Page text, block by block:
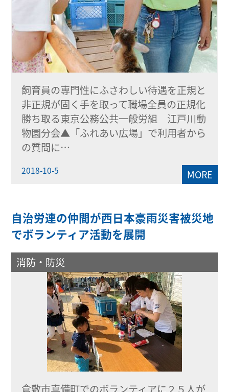
飼育員の専門性にふさわしい待遇を正規と
非正規が固く手を取って職場全員の正規化
勝ち取る東京公務公共一般労組 江戸川動
物園分会▲「ふれあい広場」で利用者から
の質問に…
2018-10-5 MORE
自治労連の仲間が西日本豪雨災害被災地
でボランティア活動を展開
消防・防災
倉敷市真備町でのボランティアに２５人が